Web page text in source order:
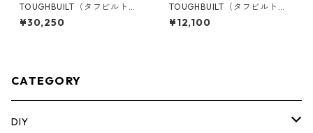
TOUGHBUILT（タフビルト）S
TACK TECH(スタックテック)
３ドロワー収納ボックス TB-B
¥30,250
TOUGHBUILT（タフビルト）S
TACK TECH(スタックテック)
オーガナイザー TB-B1-O-10
¥12,100
CATEGORY
DIY